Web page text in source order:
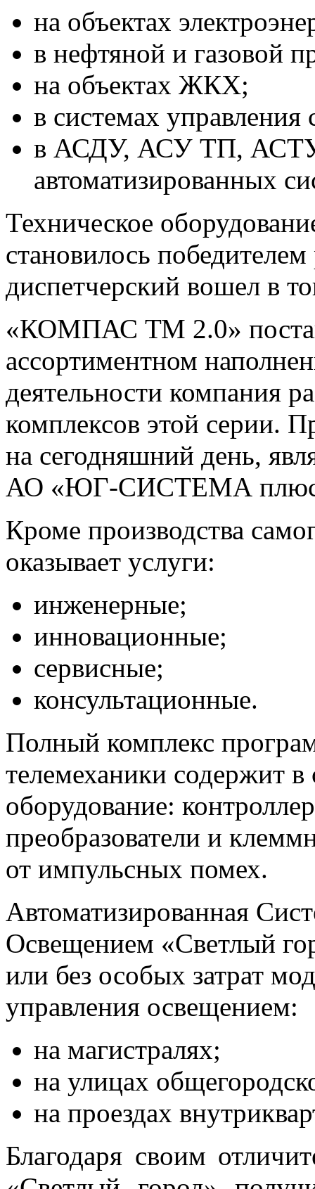
на объектах
в нефтяной и газовой
на объектах ЖКХ;
в системах
в АСДУ, АСУ ТП,
автоматизированных
Техническое
становилось
диспетчерский вошел в
«КОМПАС ТМ 2.0»
ассортиментном
деятельности компания
комплексов этой серии.
на сегодняшний день,
АО «ЮГ-СИСТЕМА
Кроме производства
оказывает услуги:
инженерные;
инновационные;
сервисные;
консультационные.
Полный комплекс
телемеханики содержит в
оборудование:
преобразователи и
от импульсных помех.
Автоматизированная
Освещением «Светлый
или без особых затрат
управления освещением:
на магистралях;
на улицах
на проездах
Благодаря своим